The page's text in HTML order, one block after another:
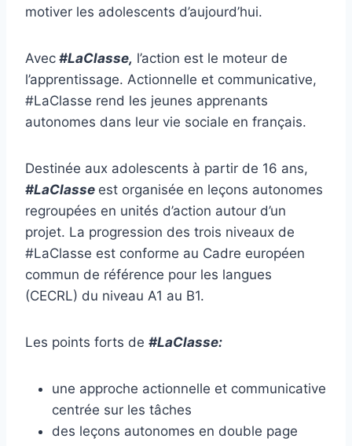
motiver les adolescents d’aujourd’hui.
Avec #LaClasse, l’action est le moteur de
l’apprentissage. Actionnelle et communicative,
#LaClasse rend les jeunes apprenants
autonomes dans leur vie sociale en français.
Destinée aux adolescents à partir de 16 ans,
#LaClasse est organisée en leçons autonomes
regroupées en unités d’action autour d’un
projet. La progression des trois niveaux de
#LaClasse est conforme au Cadre européen
commun de référence pour les langues
(CECRL) du niveau A1 au B1.
Les points forts de #LaClasse:
une approche actionnelle et communicative
centrée sur les tâches
des leçons autonomes en double page